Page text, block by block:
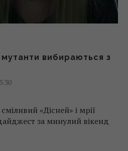
вибираються з
«Дісней» і мрії
за минулий вікенд